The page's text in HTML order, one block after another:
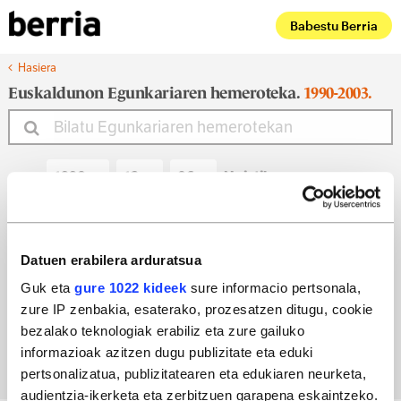
Datuen erabilera arduratsua
Guk eta gure 1022 kideek sure informacio pertsonala,
zure IP zenbakia, esaterako, prozesatzen ditugu, cookie
bezalako teknologiak erabiliz eta zure gailuko
informazioak azitzen dugu publizitate eta eduki
pertsonalizatua, publizitatearen eta edukiaren neurketa,
audientzia-ikerketa eta zerbitzuen garapena eskaintzeko.
Babestu Berria
Hasiera
Euskaldunon Egunkariaren hemeroteka. 1990-2003.
Noiztik
Noiz arte
Bilatu egun bateko edizioa